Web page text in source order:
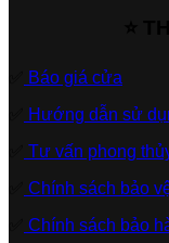
Báo giá cửa
Hướng dẫn sử
Tư vấn phong
Chính sách bảo
Chính sách bảo